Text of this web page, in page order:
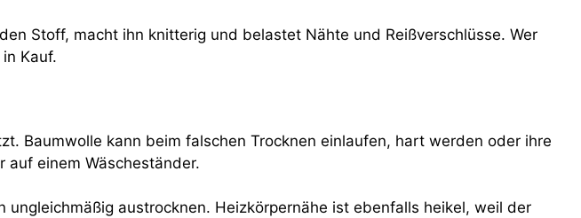
Stoff, macht ihn knitterig und belastet Nähte und Reißverschlüsse. Wer
Kauf.
Baumwolle kann beim falschen Trocknen einlaufen, hart werden oder ihre
einem Wäscheständer.
austrocknen. Heizkörpernähe ist ebenfalls heikel, weil der